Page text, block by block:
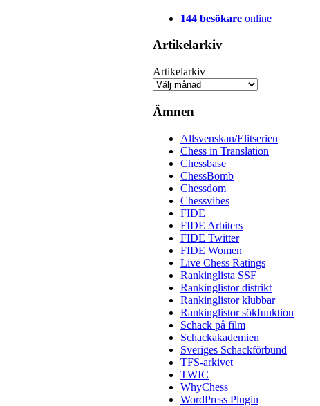
144 besökare online
Artikelarkiv
Artikelarkiv
Ämnen
Allsvenskan/Elitserien
Chess in Translation
Chessbase
ChessBomb
Chessdom
Chessvibes
FIDE
FIDE Arbiters
FIDE Twitter
FIDE Women
Live Chess Ratings
Rankinglista SSF
Rankinglistor distrikt
Rankinglistor klubbar
Rankinglistor sökfunktion
Schack på film
Schackakademien
Sveriges Schackförbund
TFS-arkivet
TWIC
WhyChess
WordPress Plugin